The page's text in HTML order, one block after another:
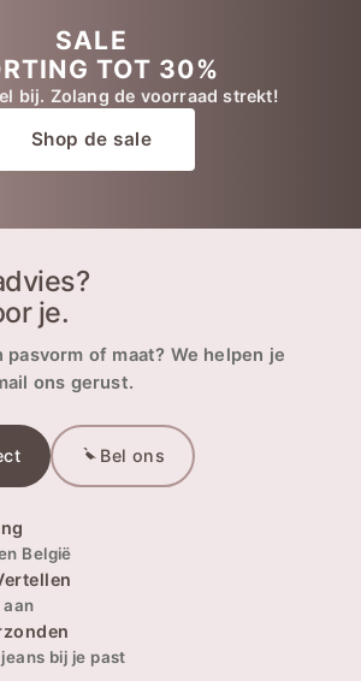
SALE
TOT 30%
bij. Zolang de voorraad strekt!
Shop de sale
je.
of maat? We helpen je
ons gerust.
Bel ons
België
aan
bij je past